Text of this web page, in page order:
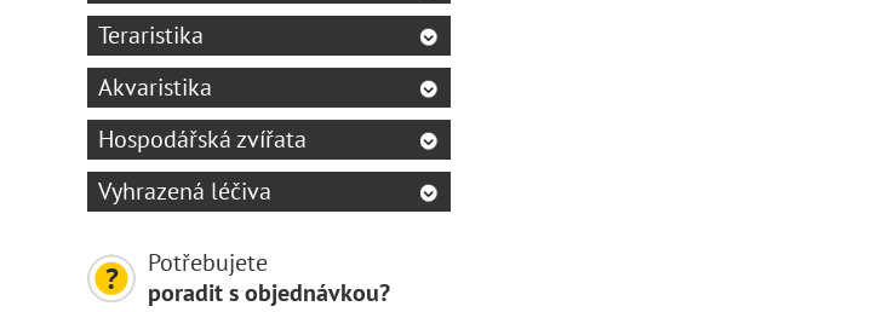
Teraristika
Akvaristika
Hospodářská zvířata
Vyhrazená léčiva
Potřebujete
poradit s objednávkou?